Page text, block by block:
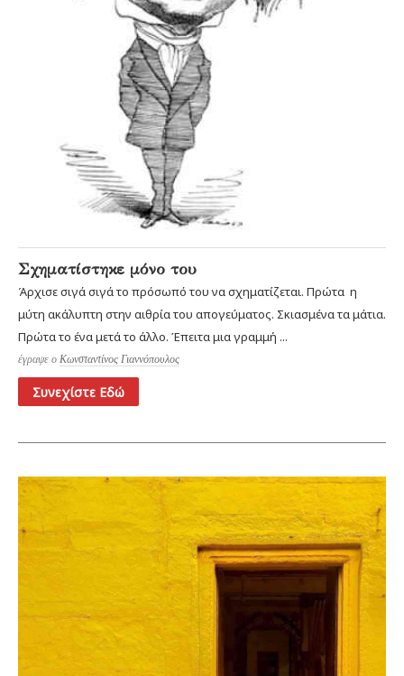
Σχηματίστηκε μόνο του
Άρχισε σιγά σιγά το πρόσωπό του να σχηματίζεται. Πρώτα η
μύτη ακάλυπτη στην αιθρία του απογεύματος. Σκιασμένα τα μάτια.
Πρώτα το ένα μετά το άλλο. Έπειτα μια γραμμή ...
έγραψε ο Κωνσταντίνος Γιαννόπουλος
Συνεχίστε Εδώ